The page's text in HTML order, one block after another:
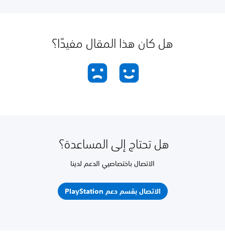
هل كان هذا المقال مفيدًا؟
هل تحتاج إلى المساعدة؟
الاتصال باختصاصيي الدعم لدينا
الاتصال بقسم دعم PlayStation